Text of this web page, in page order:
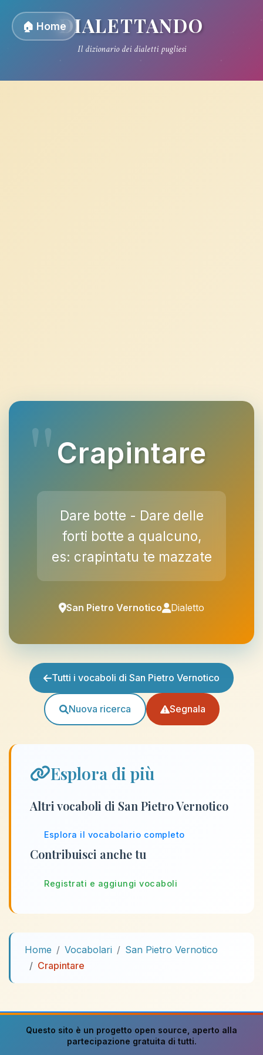
🏠 HomeDIALETTANDO
Il dizionario dei dialetti pugliesi
Crapintare
Dare botte - Dare delle
forti botte a qualcuno,
es: crapintatu te mazzate
San Pietro Vernotico Dialetto
Tutti i vocaboli di San Pietro Vernotico
Nuova ricerca Segnala
Esplora di più
Altri vocaboli di San Pietro Vernotico
Esplora il vocabolario completo
Contribuisci anche tu
Registrati e aggiungi vocaboli
Home Vocabolari
San Pietro Vernotico
Crapintare
Questo sito è un progetto open source , aperto alla
partecipazione gratuita di tutti.